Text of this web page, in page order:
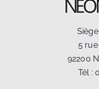
5
92200
Tél :